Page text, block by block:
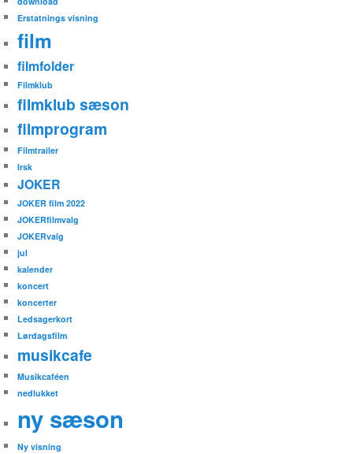
Erstatnings visning
film
filmfolder
Filmklub
filmklub sæson
filmprogram
Filmtrailer
Irsk
JOKER
JOKER film 2022
JOKERfilmvalg
JOKERvalg
jul
kalender
koncert
koncerter
Ledsagerkort
Lørdagsfilm
musikcafe
Musikcaféen
nedlukket
ny sæson
Ny visning